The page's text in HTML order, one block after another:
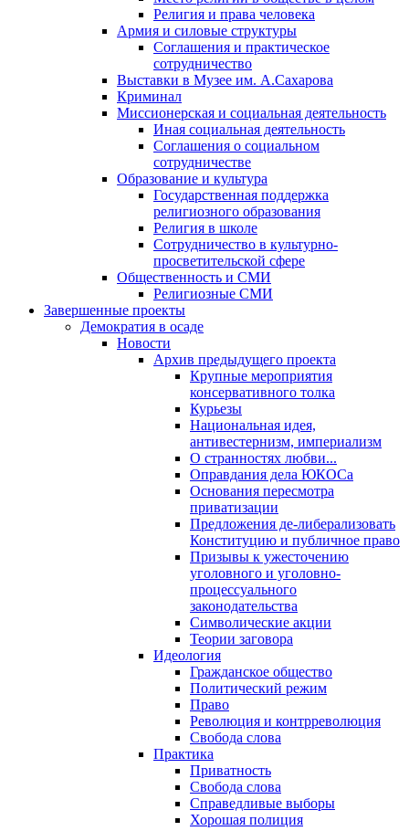
Религия и права человека
Армия и силовые структуры
Соглашения и практическое
сотрудничество
Выставки в Музее им. А.Сахарова
Криминал
Миссионерская и социальная деятельность
Иная социальная деятельность
Соглашения о социальном
сотрудничестве
Образование и культура
Государственная поддержка
религиозного образования
Религия в школе
Сотрудничество в культурно-
просветительской сфере
Общественность и СМИ
Религиозные СМИ
Завершенные проекты
Демократия в осаде
Новости
Архив предыдущего проекта
Крупные мероприятия
консервативного толка
Курьезы
Национальная идея,
антивестернизм, империализм
О странностях любви...
Оправдания дела ЮКОСа
Основания пересмотра
приватизации
Предложения де-либерализовать
Конституцию и публичное право
Призывы к ужесточению
уголовного и уголовно-
процессуального
законодательства
Символические акции
Теории заговора
Идеология
Гражданское общество
Политический режим
Право
Революция и контрреволюция
Свобода слова
Практика
Приватность
Свобода слова
Справедливые выборы
Хорошая полиция